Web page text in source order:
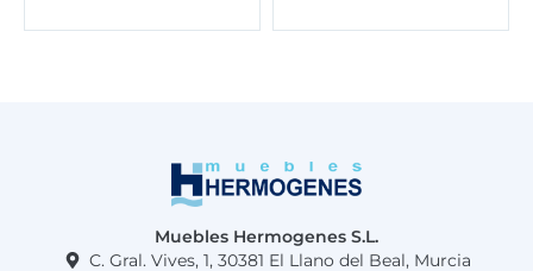
Muebles Hermogenes S.L.
C. Gral. Vives, 1, 30381 El Llano del Beal, Murcia